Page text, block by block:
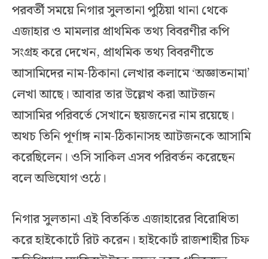
পরবর্তী সময়ে নিগার সুলতানা পুঠিয়া থানা থেকে
এজাহার ও মামলার প্রাথমিক তথ্য বিবরণীর কপি
সংগ্রহ করে দেখেন, প্রাথমিক তথ্য বিবরণীতে
আসামিদের নাম-ঠিকানা লেখার কলামে ‘অজ্ঞাতনামা’
লেখা আছে। আবার তার উল্লেখ করা আটজন
আসামির পরিবর্তে সেখানে ছয়জনের নাম রয়েছে।
অথচ তিনি পূর্ণাঙ্গ নাম-ঠিকানাসহ আটজনকে আসামি
করেছিলেন। ওসি সাকিল এসব পরিবর্তন করেছেন
বলে অভিযোগ ওঠে।
নিগার সুলতানা এই বিতর্কিত এজাহারের বিরোধিতা
করে হাইকোর্টে রিট করেন। হাইকোর্ট রাজশাহীর চিফ